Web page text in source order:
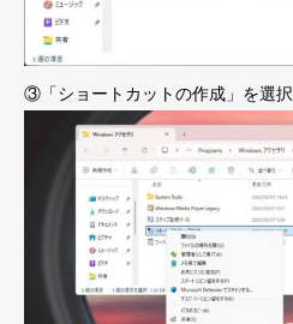
③「ショートカットの作成」を選択